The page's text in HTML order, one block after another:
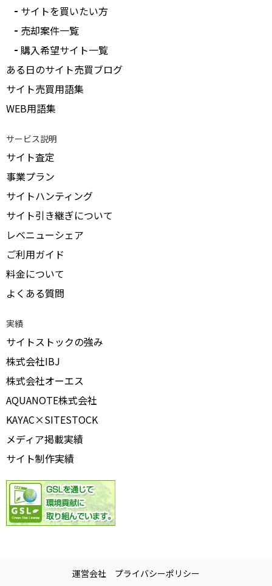
サイトを買いたい方
売却案件一覧
購入希望サイト一覧
ある日のサイト売買ブログ
サイト売買用語集
WEB用語集
サービス説明
サイト査定
事業プラン
サイトハンティング
サイト引き継ぎについて
レベニューシェア
ご利用ガイド
料金について
よくある質問
実績
サイトストックの強み
株式会社IBJ
株式会社オーエス
AQUANOTE株式会社
KAYAC×SITESTOCK
メディア掲載実績
サイト制作実績
運営会社 プライバシーポリシー